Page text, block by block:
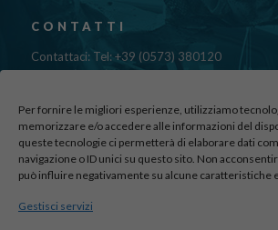
Per fornire le migliori esperienze, utilizziamo
memorizzare e/o accedere alle informazioni del
queste tecnologie ci permetterà di elaborare dati
navigazione o ID unici su questo sito. Non
può influire negativamente su alcune caratteristiche
Gestisci servizi
CONTATTI
Contattaci: Tel: +39 (0573) 380120
Fax: 39 (0573) 985420
Via di Canapale, 10
51100 PISTOIA
Find us here:
sito realizzato da